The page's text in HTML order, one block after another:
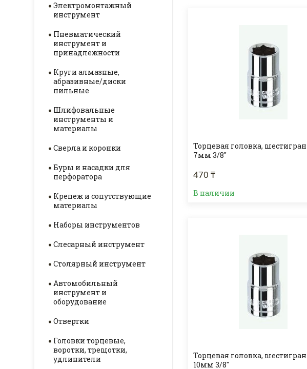
Торцевая головка,
7мм 3/8"
470 ₸
В наличии
Торцевая головка,
10мм 3/8"
Электромонтажный
инструмент
Пневматический
инструмент и
принадлежности
Круги алмазные,
абразивные/диски
пильные
Шлифовальные
инструменты и
материалы
Сверла и коронки
Буры и насадки для
перфоратора
Крепеж и сопутствующие
материалы
Наборы инструментов
Слесарный инструмент
Столярный инструмент
Автомобильный
инструмент и
оборудование
Отвертки
Головки торцевые,
воротки, трещотки,
удлинители